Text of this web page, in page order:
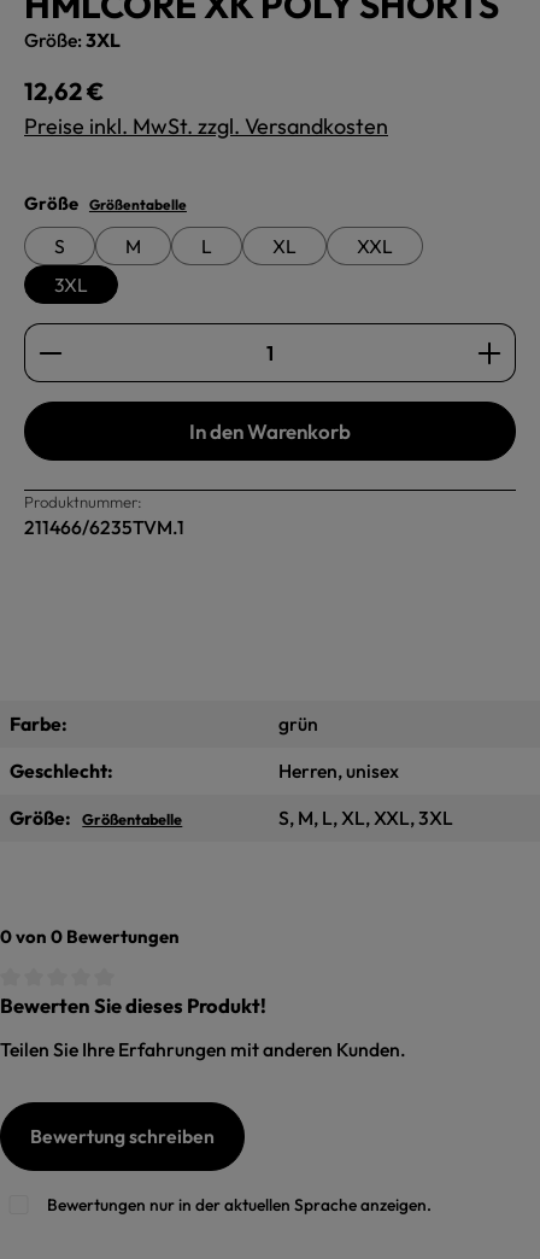
Größe: 3XL
Regulärer Preis:
12,62 €
Preise inkl. MwSt. zzgl. Versandkosten
Größeauswählen
Größentabelle
S M L XL
XXL
3XL
Produkt Anzahl: Gib den gewünschten Wert ein
In den Warenkorb
Produktnummer:
211466/6235TVM.1
Farbe:
grün
Geschlecht:
Herren, unisex
Größe:
Größentabelle S, M, L, XL, XXL, 3XL
0 von 0 Bewertungen
Durchschnittliche Bewertung von 0 von 5 Sternen
Bewerten Sie dieses Produkt!
Teilen Sie Ihre Erfahrungen mit anderen Kunden.
Bewertung schreiben
Bewertungen nur in der aktuellen Sprache anzeigen.